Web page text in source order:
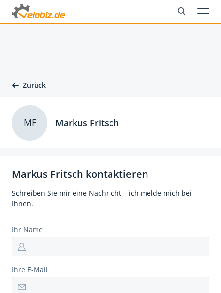
Zurück
Markus Fritsch kontaktieren
Schreiben Sie mir eine Nachricht – ich melde mich bei
Ihnen.
Ihr Name
Ihre E-Mail
MF Markus Fritsch